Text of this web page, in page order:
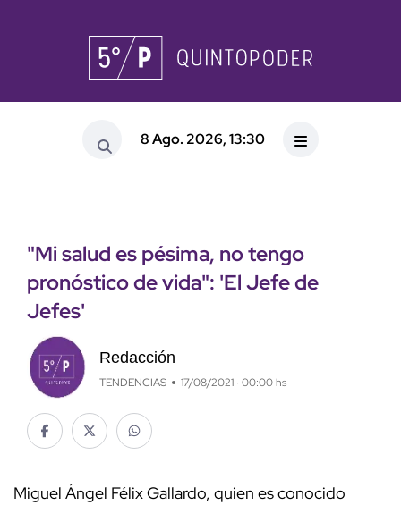
8 Ago. 2026, 13:30
"Mi salud es pésima, no tengo
pronóstico de vida": 'El Jefe de
Jefes'
Redacción
TENDENCIAS 17/08/2021 · 00:00 hs
Miguel Ángel Félix Gallardo, quien es conocido